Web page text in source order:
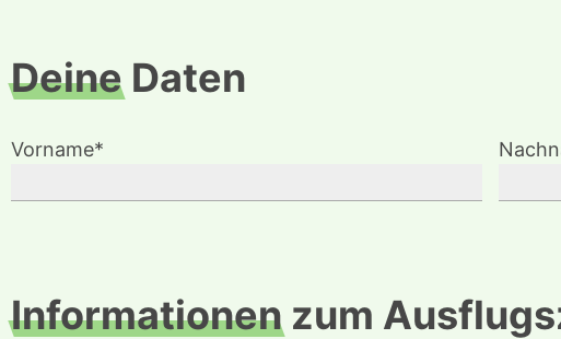
Deine Daten
Vorname*
Informationen zum